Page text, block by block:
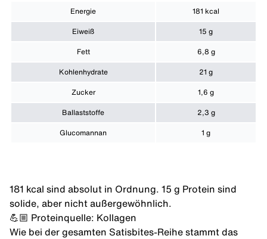
Energie 181 kcal
Eiweiß 15 g
Fett 6,8 g
Kohlenhydrate 21 g
Zucker 1,6 g
Ballaststoffe 2,3 g
Glucomannan 1 g
181 kcal sind absolut in Ordnung. 15 g Protein sind
solide, aber nicht außergewöhnlich.
💪🏼 Proteinquelle: Kollagen
Wie bei der gesamten Satisbites-Reihe stammt das